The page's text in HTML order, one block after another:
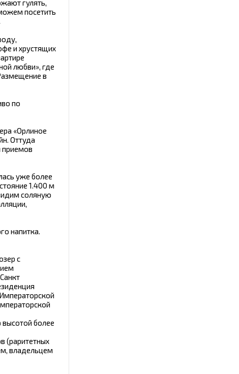
гулять,
посетить
и хрустящих
любви», где
в
по
«Орлиное
Оттуда
приемов
уже более
1.400 м
соляную
напитка.
с
более
(раритетных
владельцем